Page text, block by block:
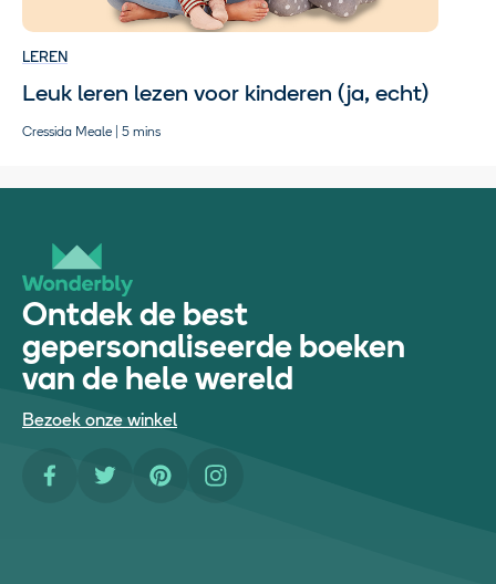
LEREN
Leuk leren lezen voor kinderen (ja, echt)
Cressida Meale | 5 mins
Ontdek de best
gepersonaliseerde boeken
van de hele wereld
Bezoek onze winkel